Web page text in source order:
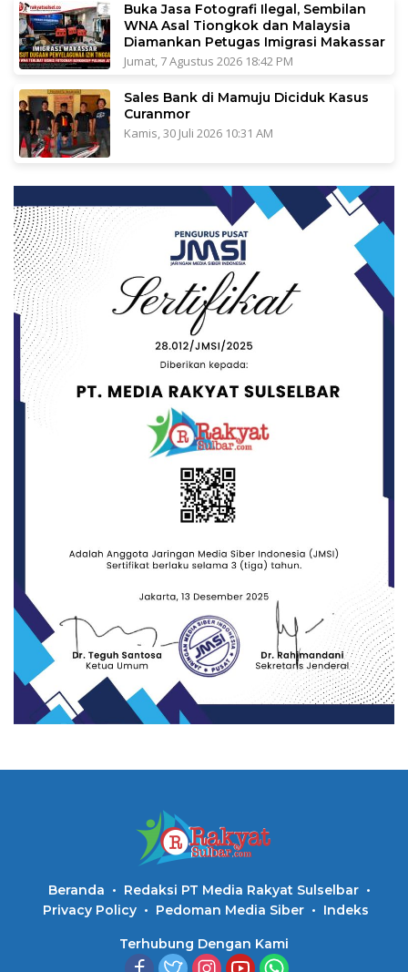
Buka Jasa Fotografi Ilegal, Sembilan
WNA Asal Tiongkok dan Malaysia
Diamankan Petugas Imigrasi Makassar
Jumat, 7 Agustus 2026 18:42 PM
Sales Bank di Mamuju Diciduk Kasus
Curanmor
Kamis, 30 Juli 2026 10:31 AM
Beranda
Redaksi PT Media Rakyat Sulselbar
Privacy Policy
Pedoman Media Siber Indeks
Terhubung Dengan Kami